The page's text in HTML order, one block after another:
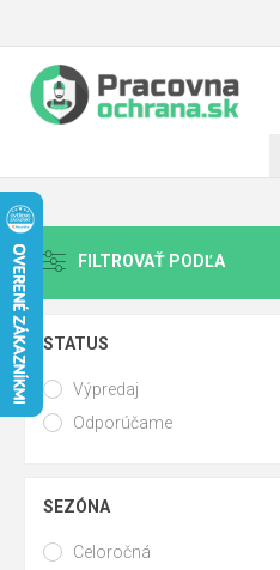
FILTROVAŤ PODĽA
STATUS
Výpredaj
Odporúčame
SEZÓNA
Celoročná